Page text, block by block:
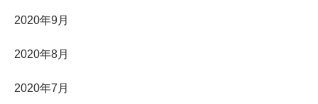
2020年9月
2020年8月
2020年7月